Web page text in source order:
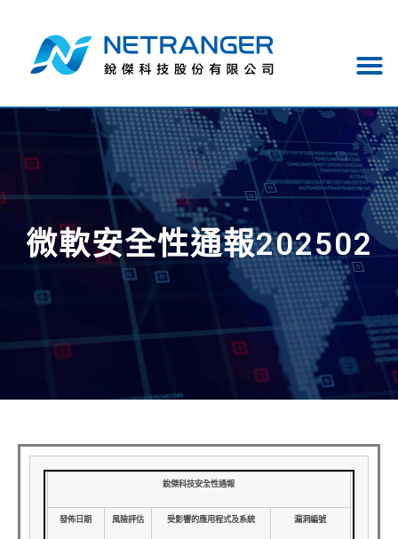
微軟安全性通報202502
銳傑科技安全性通報
發佈日期 風險評估 受影響的應用程式及系統 漏洞編號